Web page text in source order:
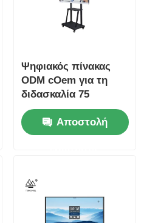
Ψηφιακός πίνακας
ODM cOem για τη
διδασκαλία 75
παράθυρα 7 πυρήνας
I7 ίντσας της Intel
Αποστολή